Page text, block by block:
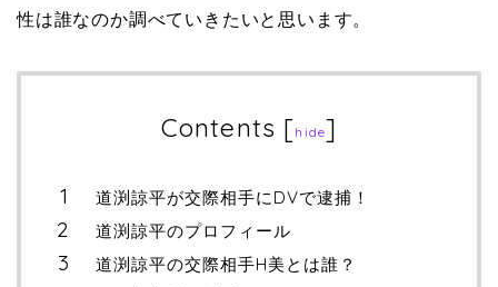
性は誰なのか調べていきたいと思います。
Contents [hide]
道渕諒平が交際相手にDVで逮捕！
道渕諒平のプロフィール
道渕諒平の交際相手H美とは誰？